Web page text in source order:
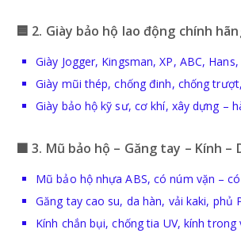
🟦 2. Giày bảo hộ lao động chính
Giày Jogger, Kingsman, XP, ABC,
Giày mũi thép, chống đinh, chống
Giày bảo hộ kỹ sư, cơ khí, xây dựng –
🟩 3. Mũ bảo hộ – Găng tay – Kính –
Mũ bảo hộ nhựa ABS, có núm vặn –
Găng tay cao su, da hàn, vải kaki, phủ
Kính chắn bụi, chống tia UV, kính trong